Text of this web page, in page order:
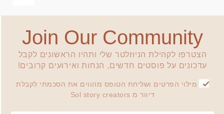
Join Our Community
הצטרפו לקהילת הניוזלטר שלי ותהיו הראשונים לקבל
עדכונים על פוסטים חדשים, הנחות ואירועים קרובים!
מילוי הפרטים ושליחת הטופס מהווים את הסכמתי לקבלת
דיוור מ Sol story creators